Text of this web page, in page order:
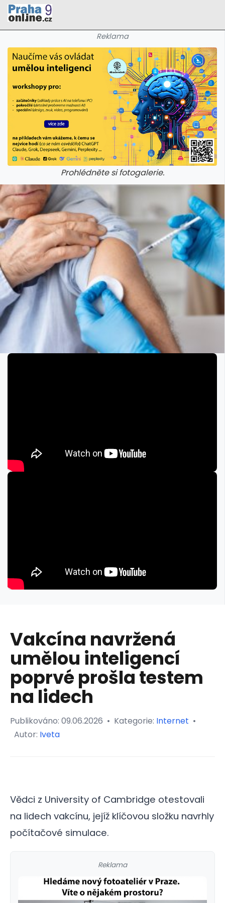
Reklama
Prohlédněte si fotogalerie.
Vakcína navržená
umělou inteligencí
poprvé prošla testem
na lidech
Publikováno: 09.06.2026 • Kategorie: Internet •
Autor: Iveta
Vědci z University of Cambridge otestovali
na lidech vakcínu, jejíž klíčovou složku navrhly
počítačové simulace.
Reklama